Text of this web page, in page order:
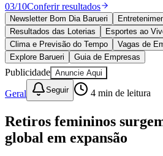
Esportes
Saúde
Segurança
Cultura
Meio Ambiente
Obras
Educação
Bairros de Barueri
Selecione sua região Para notícias da sua
03/10Conferir resultados
Newsletter Bom Dia Barueri
Resultados das Loterias
Esportes ao
Clima e Previsão do Tempo
Vagas de
Explore Barueri
Guia de Empresas
Publicidade Anuncie Aqui
Geral Seguir 4 min de leitura
Retiros femininos
global em expansão